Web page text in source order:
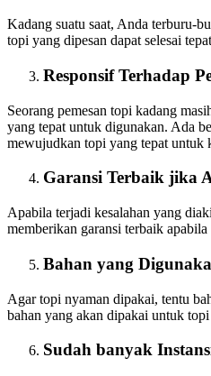
Kadang suatu saat, Anda terburu-
topi yang dipesan dapat selesai
Responsif Terhadap
Seorang pemesan topi kadang
yang tepat untuk digunakan. Ada
mewujudkan topi yang tepat untuk
Garansi Terbaik jika
Apabila terjadi kesalahan yang
memberikan garansi terbaik
Bahan yang
Agar topi nyaman dipakai, tentu
bahan yang akan dipakai untuk
Sudah banyak